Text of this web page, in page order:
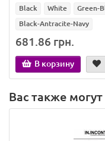
Black White Green-
Black-Antracite-Navy
681.86 грн.
В корзину
Вас также